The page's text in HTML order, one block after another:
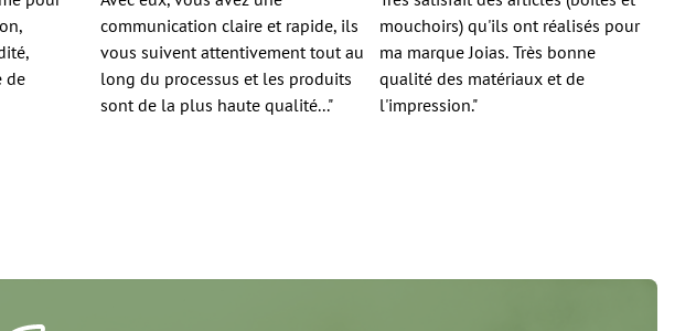
de
communication claire et rapide, ils
vous suivent attentivement tout au
long du processus et les produits
sont de la plus haute qualité..."
mouchoirs) qu'ils ont réalisés pour
ma marque Joias. Très bonne
qualité des matériaux et de
l'impression."